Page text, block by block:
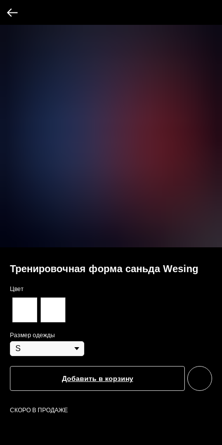
Тренировочная форма саньда Wesing
Цвет
Размер одежды
Добавить в корзину
СКОРО В ПРОДАЖЕ